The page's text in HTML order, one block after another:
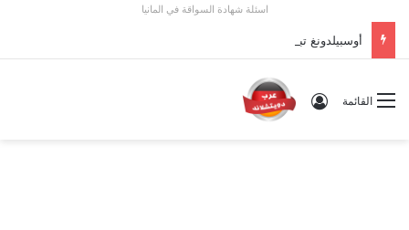
اسئلة شهادة السواقة في المانيا
أوسبيلدونغ تبريد مراكز البيانات في ألمانيا 2026: الأجور والشروط
القائمة تسجيل الدخول